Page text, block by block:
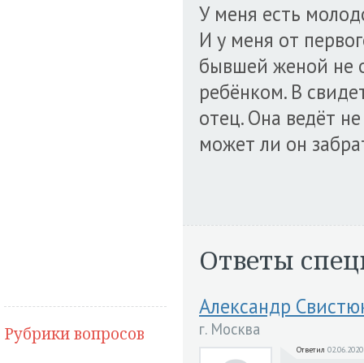
Рубрики вопросов
У меня есть
И у меня от
бывшей женой не
ребёнком. В
отец. Она ведёт
может ли он
Ответы
Александр
г. Москва
Ответил